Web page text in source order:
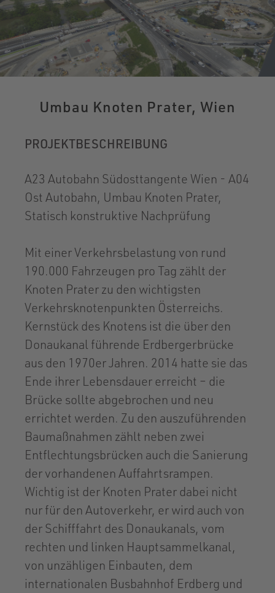
Umbau Knoten Prater, Wien
PROJEKTBESCHREIBUNG
A23 Autobahn Südosttangente Wien - A04
Ost Autobahn, Umbau Knoten Prater,
Statisch konstruktive Nachprüfung
Mit einer Verkehrsbelastung von rund
190.000 Fahrzeugen pro Tag zählt der
Knoten Prater zu den wichtigsten
Verkehrsknotenpunkten Österreichs.
Kernstück des Knotens ist die über den
Donaukanal führende Erdbergerbrücke
aus den 1970er Jahren. 2014 hatte sie das
Ende ihrer Lebensdauer erreicht – die
Brücke sollte abgebrochen und neu
errichtet werden. Zu den auszuführenden
Baumaßnahmen zählt neben zwei
Entflechtungsbrücken auch die Sanierung
der vorhandenen Auffahrtsrampen.
Wichtig ist der Knoten Prater dabei nicht
nur für den Autoverkehr, er wird auch von
der Schifffahrt des Donaukanals, vom
rechten und linken Hauptsammelkanal,
von unzähligen Einbauten, dem
internationalen Busbahnhof Erdberg und